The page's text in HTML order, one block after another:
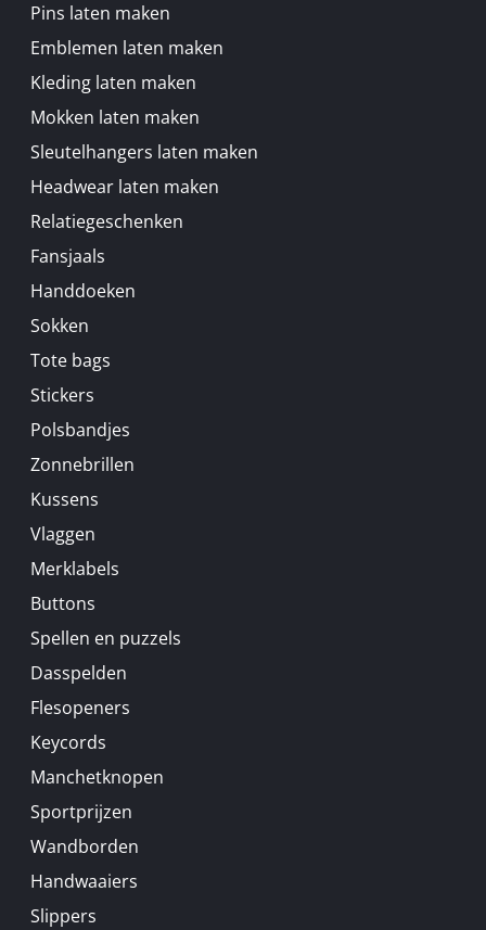
Pins laten maken
Emblemen laten maken
Kleding laten maken
Mokken laten maken
Sleutelhangers laten maken
Headwear laten maken
Relatiegeschenken
Fansjaals
Handdoeken
Sokken
Tote bags
Stickers
Polsbandjes
Zonnebrillen
Kussens
Vlaggen
Merklabels
Buttons
Spellen en puzzels
Dasspelden
Flesopeners
Keycords
Manchetknopen
Sportprijzen
Wandborden
Handwaaiers
Slippers